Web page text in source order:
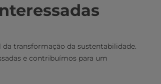
transformação da sustentabilidade.
e contribuímos para um